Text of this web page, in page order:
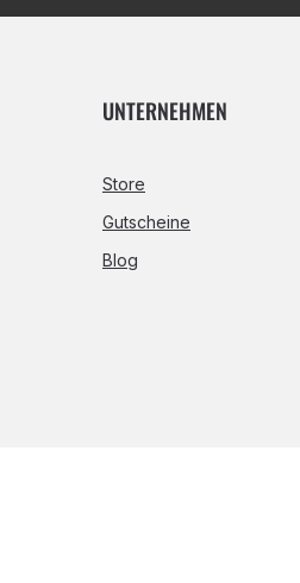
UNTERNEHMEN
Store
Gutscheine
Blog